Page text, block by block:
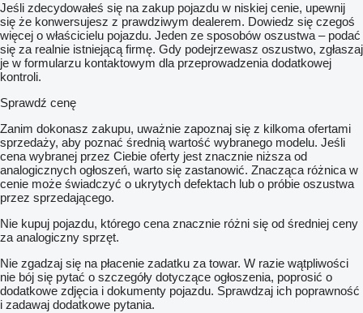
Jeśli zdecydowałeś się na zakup pojazdu w niskiej cenie, upewnij
się że konwersujesz z prawdziwym dealerem. Dowiedz się czegoś
więcej o właścicielu pojazdu. Jeden ze sposobów oszustwa – podać
się za realnie istniejącą firmę. Gdy podejrzewasz oszustwo, zgłaszaj
je w formularzu kontaktowym dla przeprowadzenia dodatkowej
kontroli.
Sprawdź cenę
Zanim dokonasz zakupu, uważnie zapoznaj się z kilkoma ofertami
sprzedaży, aby poznać średnią wartość wybranego modelu. Jeśli
cena wybranej przez Ciebie oferty jest znacznie niższa od
analogicznych ogłoszeń, warto się zastanowić. Znacząca różnica w
cenie może świadczyć o ukrytych defektach lub o próbie oszustwa
przez sprzedającego.
Nie kupuj pojazdu, którego cena znacznie różni się od średniej ceny
za analogiczny sprzęt.
Nie zgadzaj się na płacenie zadatku za towar. W razie wątpliwości
nie bój się pytać o szczegóły dotyczące ogłoszenia, poprosić o
dodatkowe zdjęcia i dokumenty pojazdu. Sprawdzaj ich poprawność
i zadawaj dodatkowe pytania.